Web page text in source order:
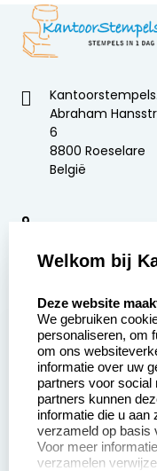
Abraham
6
8800 Roeselare
België
9
Aanvraag op
Betaling &
Verzending
Wederverkoper
worden
Welkom bij
Deze website
We gebruiken
personaliseren, om
om ons
informatie over uw
partners voor social
partners kunnen
informatie die u aan
verzameld op basis
Voor meer
verzamelen